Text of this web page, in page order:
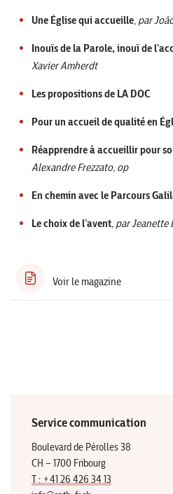
Une Église qui accueille, par
Inouïs de la Parole, inouï de
Xavier Amherdt
Les propositions de LA DOC
Pour un accueil de qualité en
Réapprendre à accueillir pour
Alexandre Frezzato, op
En chemin avec le Parcours
Le choix de l’avent, par Jeanette
Voir le magazine
Service communication
Boulevard de Pérolles 38
CH – 1700 Fribourg
T : +41 26 426 34 13